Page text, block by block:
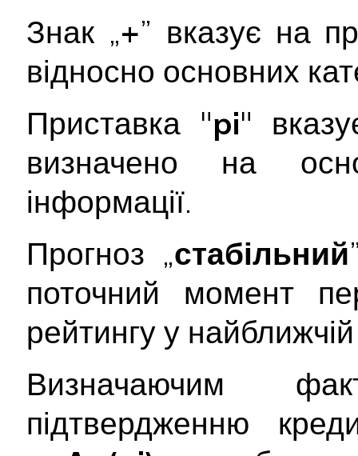
Знак „+” вказує на
відносно основних
Приставка "pi"
визначено на
інформації.
Прогноз „стабільний
поточний момент
рейтингу у
Визначаючим
підтвердженню